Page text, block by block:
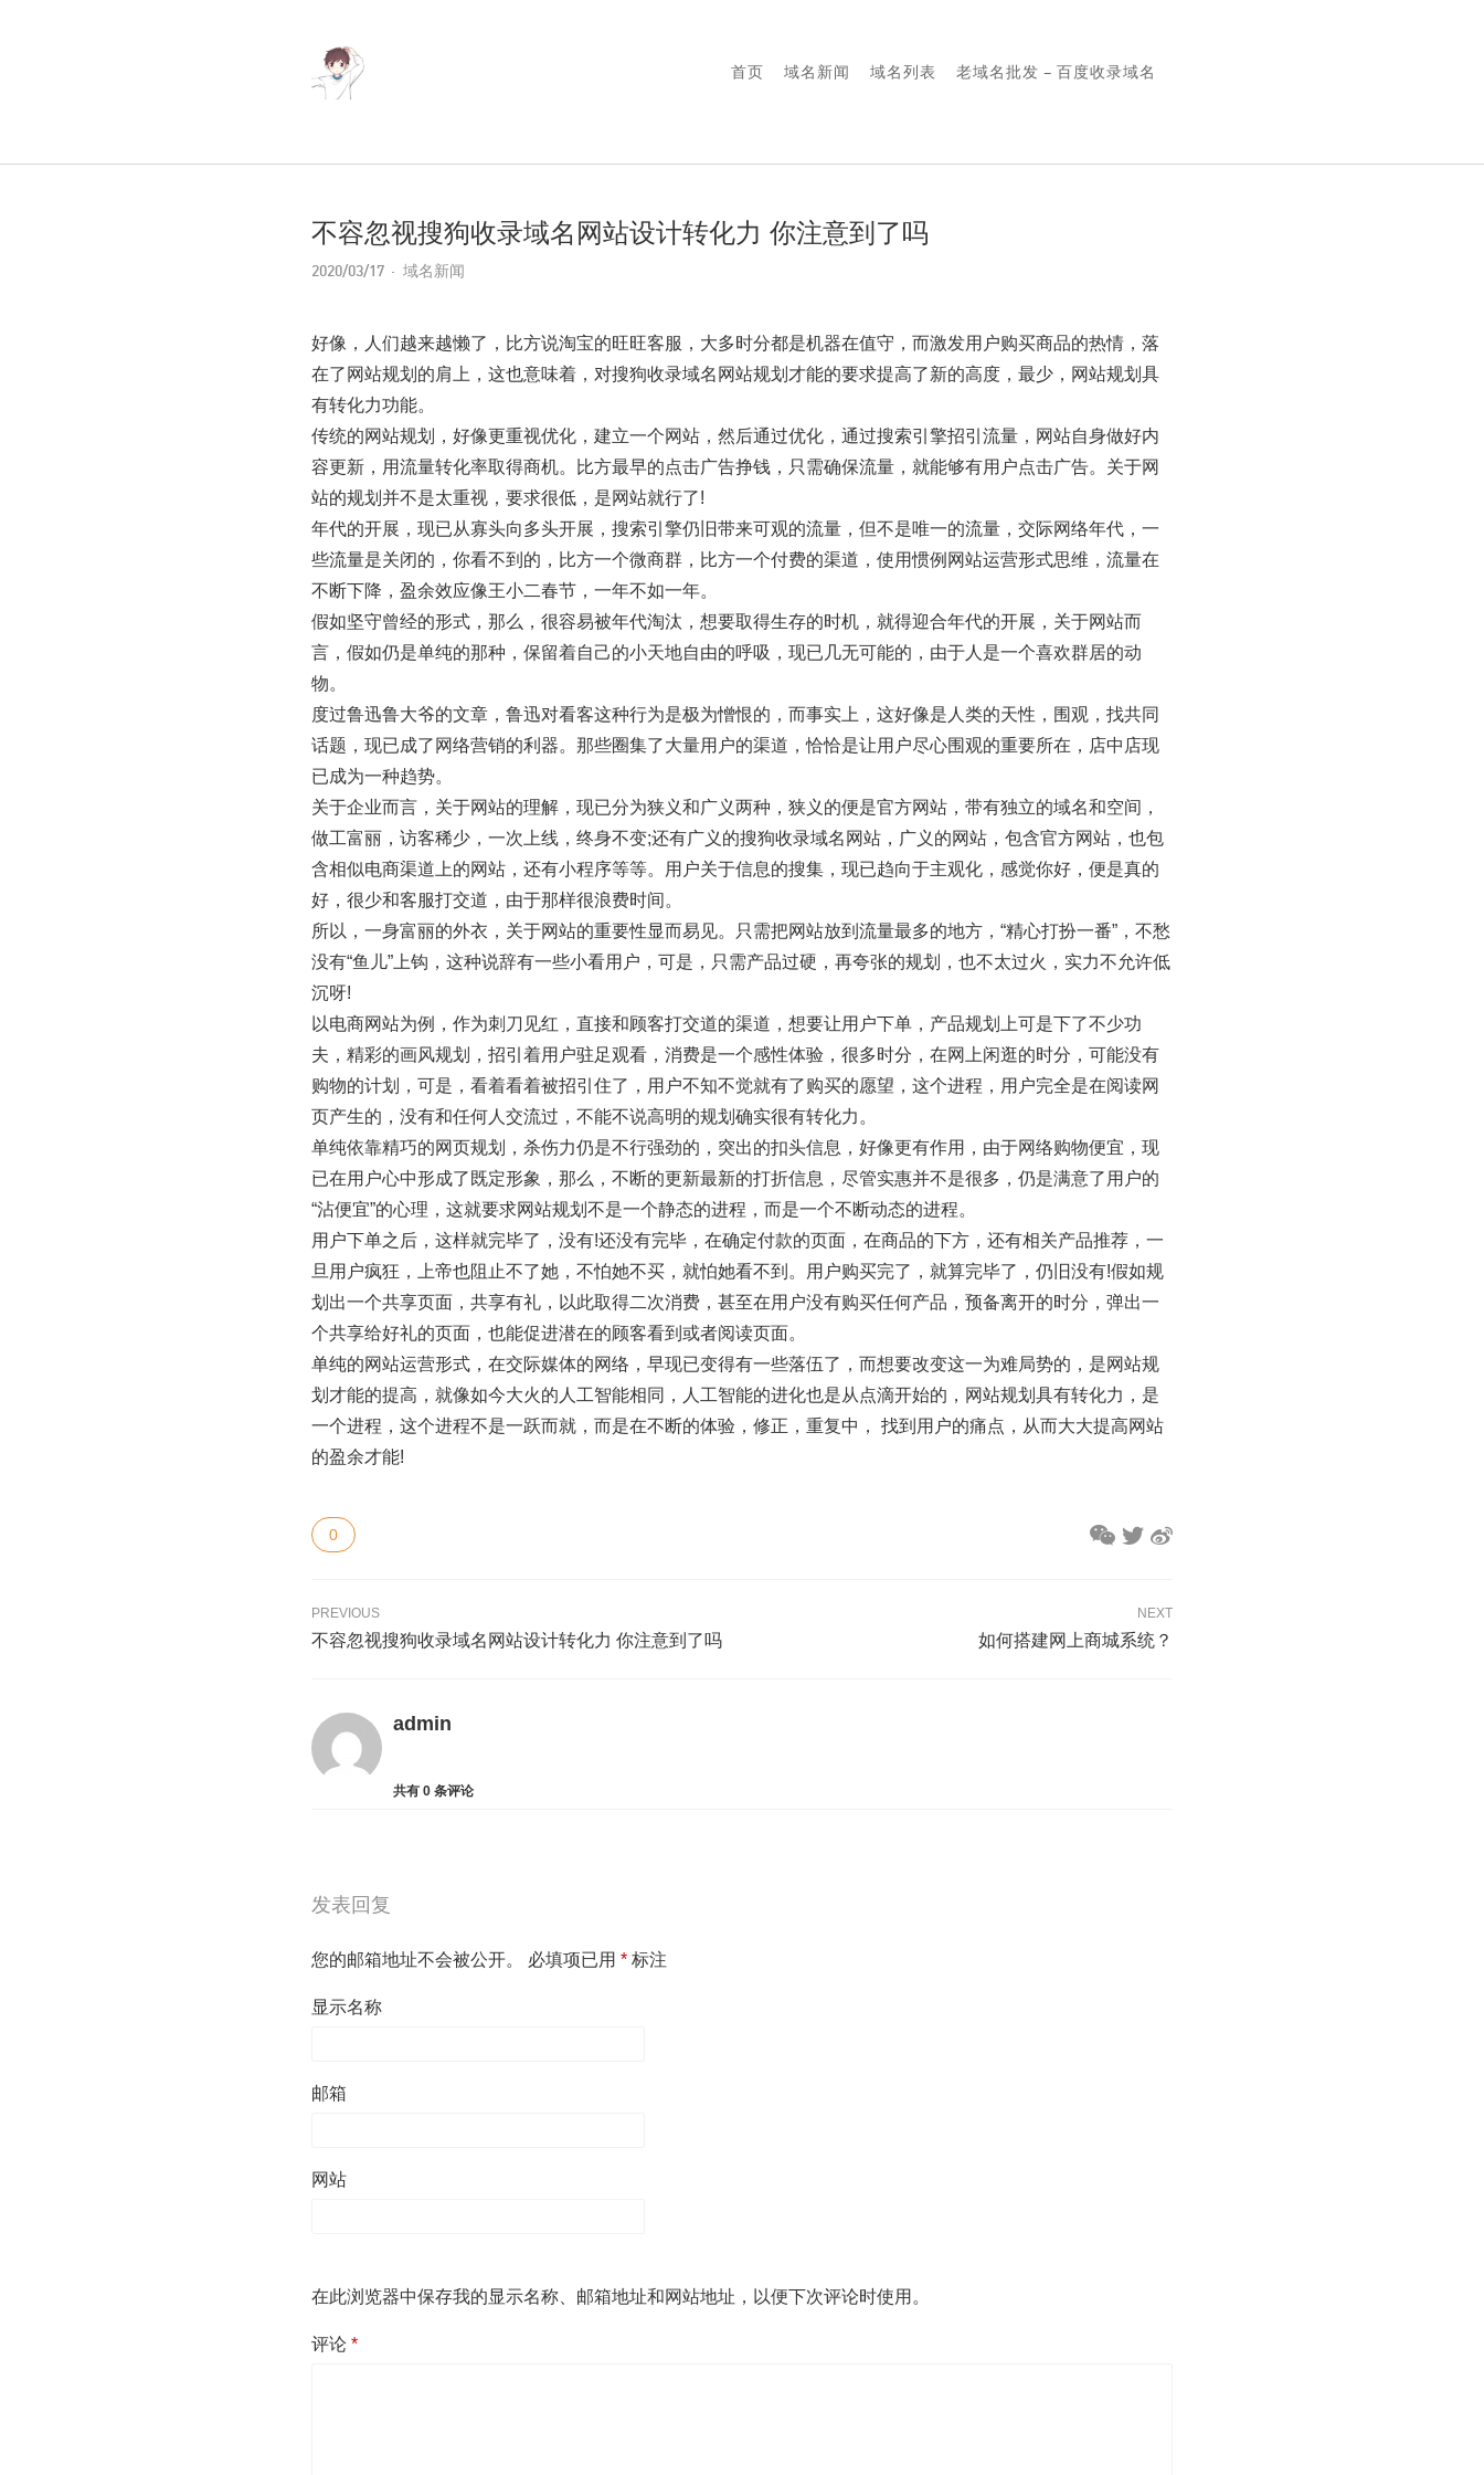
首页 域名新闻 域名列表 老域名批发 – 百度收录域名
不容忽视搜狗收录域名网站设计转化力 你注意到了吗
2020/03/17 域名新闻
好像，人们越来越懒了，比方说淘宝的旺旺客服，大多时分都是机器在值守，而激发用户购买商品的热情，落
在了网站规划的肩上，这也意味着，对搜狗收录域名网站规划才能的要求提高了新的高度，最少，网站规划具
有转化力功能。
传统的网站规划，好像更重视优化，建立一个网站，然后通过优化，通过搜索引擎招引流量，网站自身做好内
容更新，用流量转化率取得商机。比方最早的点击广告挣钱，只需确保流量，就能够有用户点击广告。关于网
站的规划并不是太重视，要求很低，是网站就行了!
年代的开展，现已从寡头向多头开展，搜索引擎仍旧带来可观的流量，但不是唯一的流量，交际网络年代，一
些流量是关闭的，你看不到的，比方一个微商群，比方一个付费的渠道，使用惯例网站运营形式思维，流量在
不断下降，盈余效应像王小二春节，一年不如一年。
假如坚守曾经的形式，那么，很容易被年代淘汰，想要取得生存的时机，就得迎合年代的开展，关于网站而
言，假如仍是单纯的那种，保留着自己的小天地自由的呼吸，现已几无可能的，由于人是一个喜欢群居的动
物。
度过鲁迅鲁大爷的文章，鲁迅对看客这种行为是极为憎恨的，而事实上，这好像是人类的天性，围观，找共同
话题，现已成了网络营销的利器。那些圈集了大量用户的渠道，恰恰是让用户尽心围观的重要所在，店中店现
已成为一种趋势。
关于企业而言，关于网站的理解，现已分为狭义和广义两种，狭义的便是官方网站，带有独立的域名和空间，
做工富丽，访客稀少，一次上线，终身不变;还有广义的搜狗收录域名网站，广义的网站，包含官方网站，也包
含相似电商渠道上的网站，还有小程序等等。用户关于信息的搜集，现已趋向于主观化，感觉你好，便是真的
好，很少和客服打交道，由于那样很浪费时间。
所以，一身富丽的外衣，关于网站的重要性显而易见。只需把网站放到流量最多的地方，“精心打扮一番”，不愁
没有“鱼儿”上钩，这种说辞有一些小看用户，可是，只需产品过硬，再夸张的规划，也不太过火，实力不允许低
沉呀!
以电商网站为例，作为刺刀见红，直接和顾客打交道的渠道，想要让用户下单，产品规划上可是下了不少功
夫，精彩的画风规划，招引着用户驻足观看，消费是一个感性体验，很多时分，在网上闲逛的时分，可能没有
购物的计划，可是，看着看着被招引住了，用户不知不觉就有了购买的愿望，这个进程，用户完全是在阅读网
页产生的，没有和任何人交流过，不能不说高明的规划确实很有转化力。
单纯依靠精巧的网页规划，杀伤力仍是不行强劲的，突出的扣头信息，好像更有作用，由于网络购物便宜，现
已在用户心中形成了既定形象，那么，不断的更新最新的打折信息，尽管实惠并不是很多，仍是满意了用户的
“沾便宜”的心理，这就要求网站规划不是一个静态的进程，而是一个不断动态的进程。
用户下单之后，这样就完毕了，没有!还没有完毕，在确定付款的页面，在商品的下方，还有相关产品推荐，一
旦用户疯狂，上帝也阻止不了她，不怕她不买，就怕她看不到。用户购买完了，就算完毕了，仍旧没有!假如规
划出一个共享页面，共享有礼，以此取得二次消费，甚至在用户没有购买任何产品，预备离开的时分，弹出一
个共享给好礼的页面，也能促进潜在的顾客看到或者阅读页面。
单纯的网站运营形式，在交际媒体的网络，早现已变得有一些落伍了，而想要改变这一为难局势的，是网站规
划才能的提高，就像如今大火的人工智能相同，人工智能的进化也是从点滴开始的，网站规划具有转化力，是
一个进程，这个进程不是一跃而就，而是在不断的体验，修正，重复中， 找到用户的痛点，从而大大提高网站
的盈余才能!
0
PREVIOUS
不容忽视搜狗收录域名网站设计转化力 你注意到了吗
NEXT
如何搭建网上商城系统？
admin
共有 0 条评论
发表回复
您的邮箱地址不会被公开。 必填项已用 * 标注
显示名称
邮箱
网站
在此浏览器中保存我的显示名称、邮箱地址和网站地址，以便下次评论时使用。
评论 *